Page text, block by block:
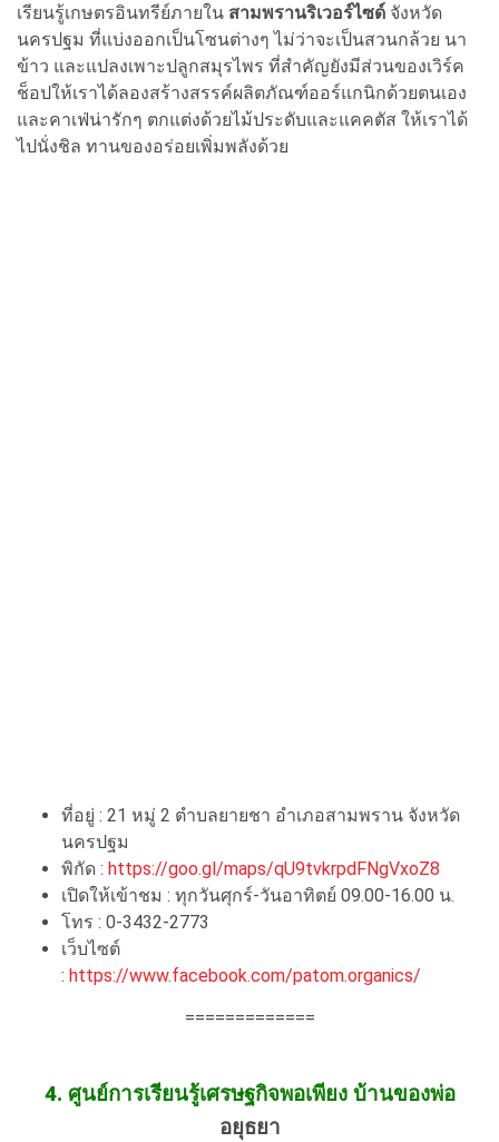
เรียนรู้เกษตรอินทรีย์ภายใน สามพรานริเวอร์ไซด์ จังหวัด
นครปฐม ที่แบ่งออกเป็นโซนต่างๆ ไม่ว่าจะเป็นสวนกล้วย นา
ข้าว และแปลงเพาะปลูกสมุรไพร ที่สำคัญยังมีส่วนของเวิร์ค
ช็อปให้เราได้ลองสร้างสรรค์ผลิตภัณฑ์ออร์แกนิกด้วยตนเอง
และคาเฟ่น่ารักๆ ตกแต่งด้วยไม้ประดับและแคคตัส ให้เราได้
ไปนั่งชิล ทานของอร่อยเพิ่มพลังด้วย
ที่อยู่ : 21 หมู่ 2 ตำบลยายชา อำเภอสามพราน จังหวัด
นครปฐม
พิกัด : https://goo.gl/maps/qU9tvkrpdFNgVxoZ8
เปิดให้เข้าชม : ทุกวันศุกร์-วันอาทิตย์ 09.00-16.00 น.
โทร : 0-3432-2773
เว็บไซต์
: https://www.facebook.com/patom.organics/
=============
4. ศูนย์การเรียนรู้เศรษฐกิจพอเพียง บ้านของพ่อ
อยุธยา